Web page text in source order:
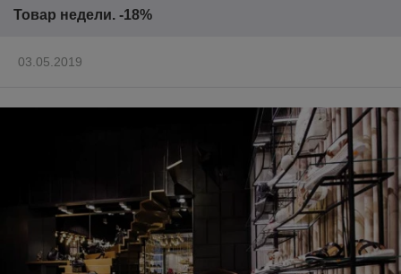
Товар недели. -18%
03.05.2019